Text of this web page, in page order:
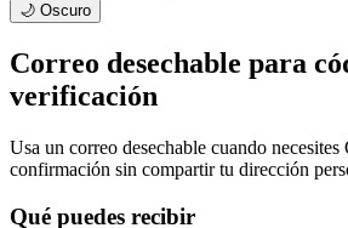
🌙 Oscuro
Correo desechable para
verificación
Usa un correo desechable cuando necesites
confirmación sin compartir tu dirección
Qué puedes recibir